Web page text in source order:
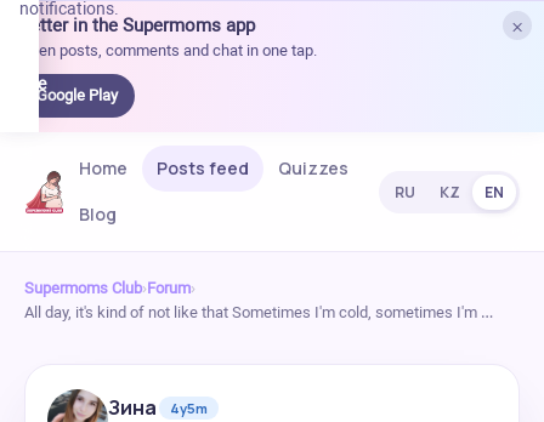
×
Better in the Supermoms app
Open posts, comments and chat in one tap.
Google Play
notifications.
Home Posts feed
Quizzes
Blog
RU KZ EN
Supermoms Club›Forum›
All day, it's kind of not like that Sometimes I'm cold, sometimes I'm …
Зина
4y5m